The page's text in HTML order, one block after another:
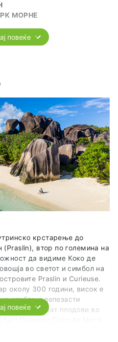
МОРНЕ
повеќе
крстарење до
(Praslin), втор по големина на
да видиме Коко де
во светот и симбол на
Praslin и Curieuse.
околу 300 години, висок e
стебло и лепезасти
плодови во
повеќе